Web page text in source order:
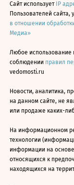
Сайт использует IP
Пользователей сайта,
в отношении
Медиа»
Любое использование
соблюдении правил
vedomosti.ru
Новости, аналитика,
на данном сайте, не
или продаже каких-
На информационном
технологии
информации на
относящихся к
находящихся на